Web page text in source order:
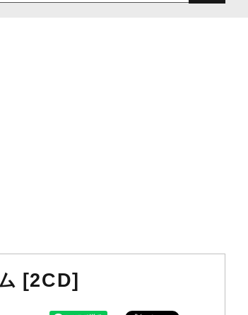
[2CD]